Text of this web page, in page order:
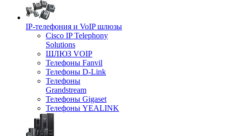
IP-телефония и VoIP шлюзы
Cisco IP Telephony
Solutions
ШЛЮЗ VOIP
Телефоны Fanvil
Телефоны D-Link
Телефоны
Grandstream
Телефоны Gigaset
Телефоны YEALINK